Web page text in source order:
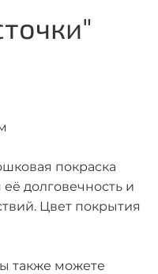
покраска
долговечность и
Цвет покрытия
также можете